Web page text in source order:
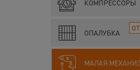
КОМПРЕССОРЫ
ОПАЛУБКА
МАЛАЯ